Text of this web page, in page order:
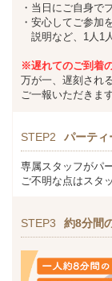
・当日にご自身で
・安心してご参加
説明など、1人1
※遅れてのご到着
万が一、遅刻され
ご一報いただきま
STEP2 パーティ
専属スタッフがパ
ご不明な点はスタ
STEP3 約8分間